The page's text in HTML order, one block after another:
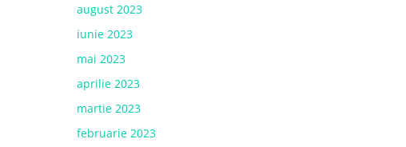
august 2023
iunie 2023
mai 2023
aprilie 2023
martie 2023
februarie 2023